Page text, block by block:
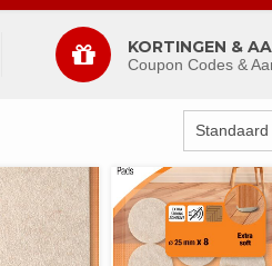
KORTINGEN &
Coupon Codes &